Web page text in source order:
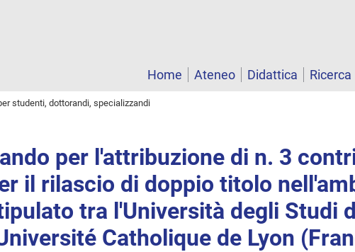
Home
Ateneo Didattica Ricerca
studenti, dottorandi, specializzandi
per l'attribuzione di n. 3
il rilascio di doppio titolo
tra l'Università degli Studi
Catholique de Lyon